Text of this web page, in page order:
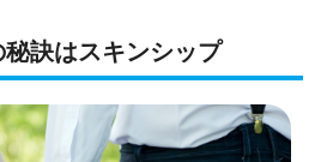
訣はスキンシップ